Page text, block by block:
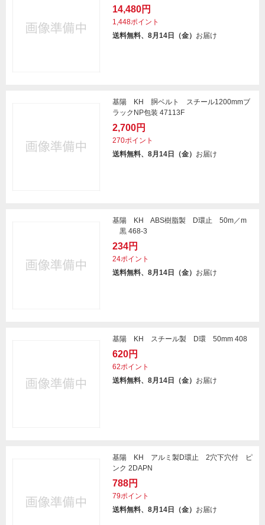
14,480円
1,448ポイント
送料無料、8月14日（金） お届け
基陽 KH 胴ベルト スチール1200mmブ
ラックNP包装 47113F
2,700円
270ポイント
送料無料、8月14日（金） お届け
基陽 KH ABS樹脂製 D環止 50m／m
黒 468-3
234円
24ポイント
送料無料、8月14日（金） お届け
基陽 KH スチール製 D環 50mm 408
620円
62ポイント
送料無料、8月14日（金） お届け
基陽 KH アルミ製D環止 2穴下穴付 ピ
ンク 2DAPN
788円
79ポイント
送料無料、8月14日（金） お届け